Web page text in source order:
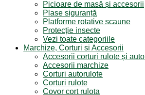
Picioare de masă și accesorii
Plase siguranță
Platforme rotative scaune
Protecție insecte
Vezi toate categoriile
Marchize, Corturi si Accesorii
Accesorii corturi rulote și
Accesorii marchize
Corturi autorulote
Corturi rulote
Covor cort rulota